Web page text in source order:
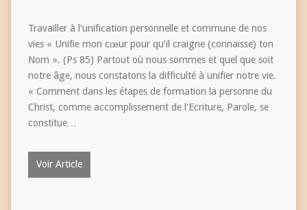
Travailler à l’unification personnelle et commune de nos
vies « Unifie mon cœur pour qu’il craigne (connaisse) ton
Nom ». (Ps 85) Partout où nous sommes et quel que soit
notre âge, nous constatons la difficulté à unifier notre vie.
« Comment dans les étapes de formation la personne du
Christ, comme accomplissement de l’Ecriture, Parole, se
constitue…
Voir Article